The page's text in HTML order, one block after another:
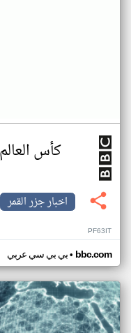
كأس العالم 2026
اخبار جزر القمر
PF63IT
بي بي سي عربي• bbc.com